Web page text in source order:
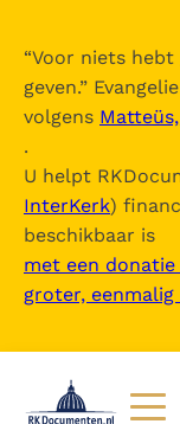
“Voor niets hebt
geven.”
volgens
.
U helpt
InterKerk)
beschikbaar is
met een donatie
groter, eenmalig